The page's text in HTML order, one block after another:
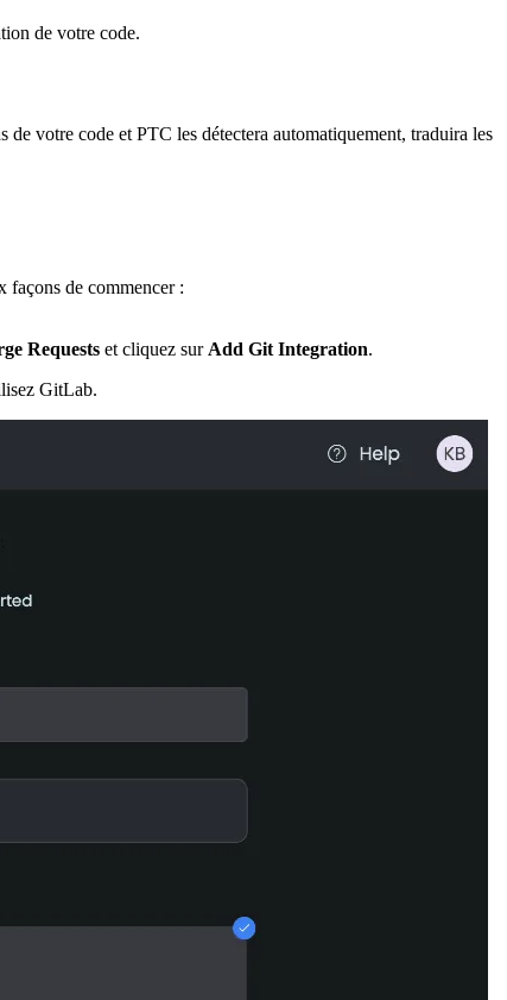
de votre code.
votre code et PTC les détectera automatiquement, traduira les
façons de commencer :
Requests et cliquez sur Add Git Integration.
GitLab.